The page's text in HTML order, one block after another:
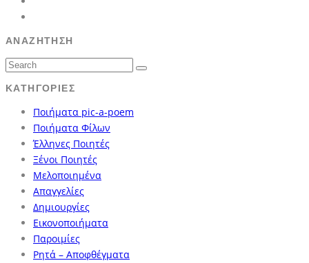
ΑΝΑΖΉΤΗΣΗ
ΚΑΤΗΓΟΡΊΕΣ
Ποιήματα pic-a-poem
Ποιήματα Φίλων
Έλληνες Ποιητές
Ξένοι Ποιητές
Μελοποιημένα
Απαγγελίες
Δημιουργίες
Εικονοποιήματα
Παροιμίες
Ρητά – Αποφθέγματα